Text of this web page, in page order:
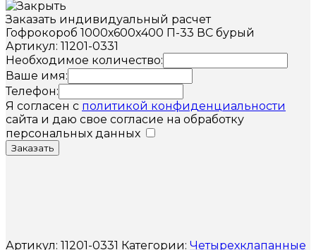
Заказать индивидуальный расчет
Гофрокороб 1000х600х400 П-33 ВС бурый
Артикул: 11201-0331
Необходимое количество:
Ваше имя:
Телефон:
Я согласен с политикой конфиденциальности
сайта и даю свое согласие на обработку
персональных данных
Заказать
Артикул: 11201-0331 Категории: Четырехклапанные